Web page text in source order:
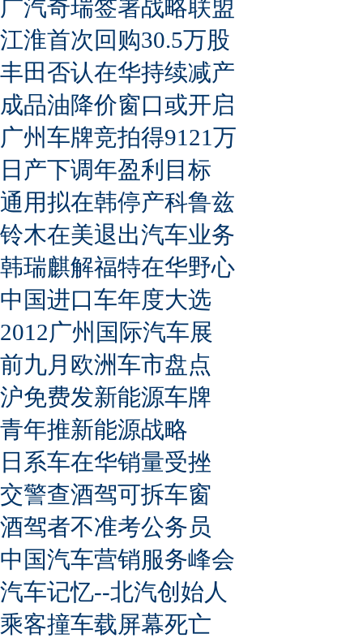
广汽奇瑞签署战略联盟
江淮首次回购30.5万股
丰田否认在华持续减产
成品油降价窗口或开启
广州车牌竞拍得9121万
日产下调年盈利目标
通用拟在韩停产科鲁兹
铃木在美退出汽车业务
韩瑞麒解福特在华野心
中国进口车年度大选
2012广州国际汽车展
前九月欧洲车市盘点
沪免费发新能源车牌
青年推新能源战略
日系车在华销量受挫
交警查酒驾可拆车窗
酒驾者不准考公务员
中国汽车营销服务峰会
汽车记忆--北汽创始人
乘客撞车载屏幕死亡